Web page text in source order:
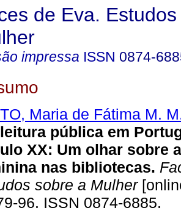
de Eva.
impressa ISSN 0874-
Maria de Fátima M.
pública em
XX: Um olhar sobre
nas bibliotecas.
sobre a Mulher
96. ISSN 0874-6885.